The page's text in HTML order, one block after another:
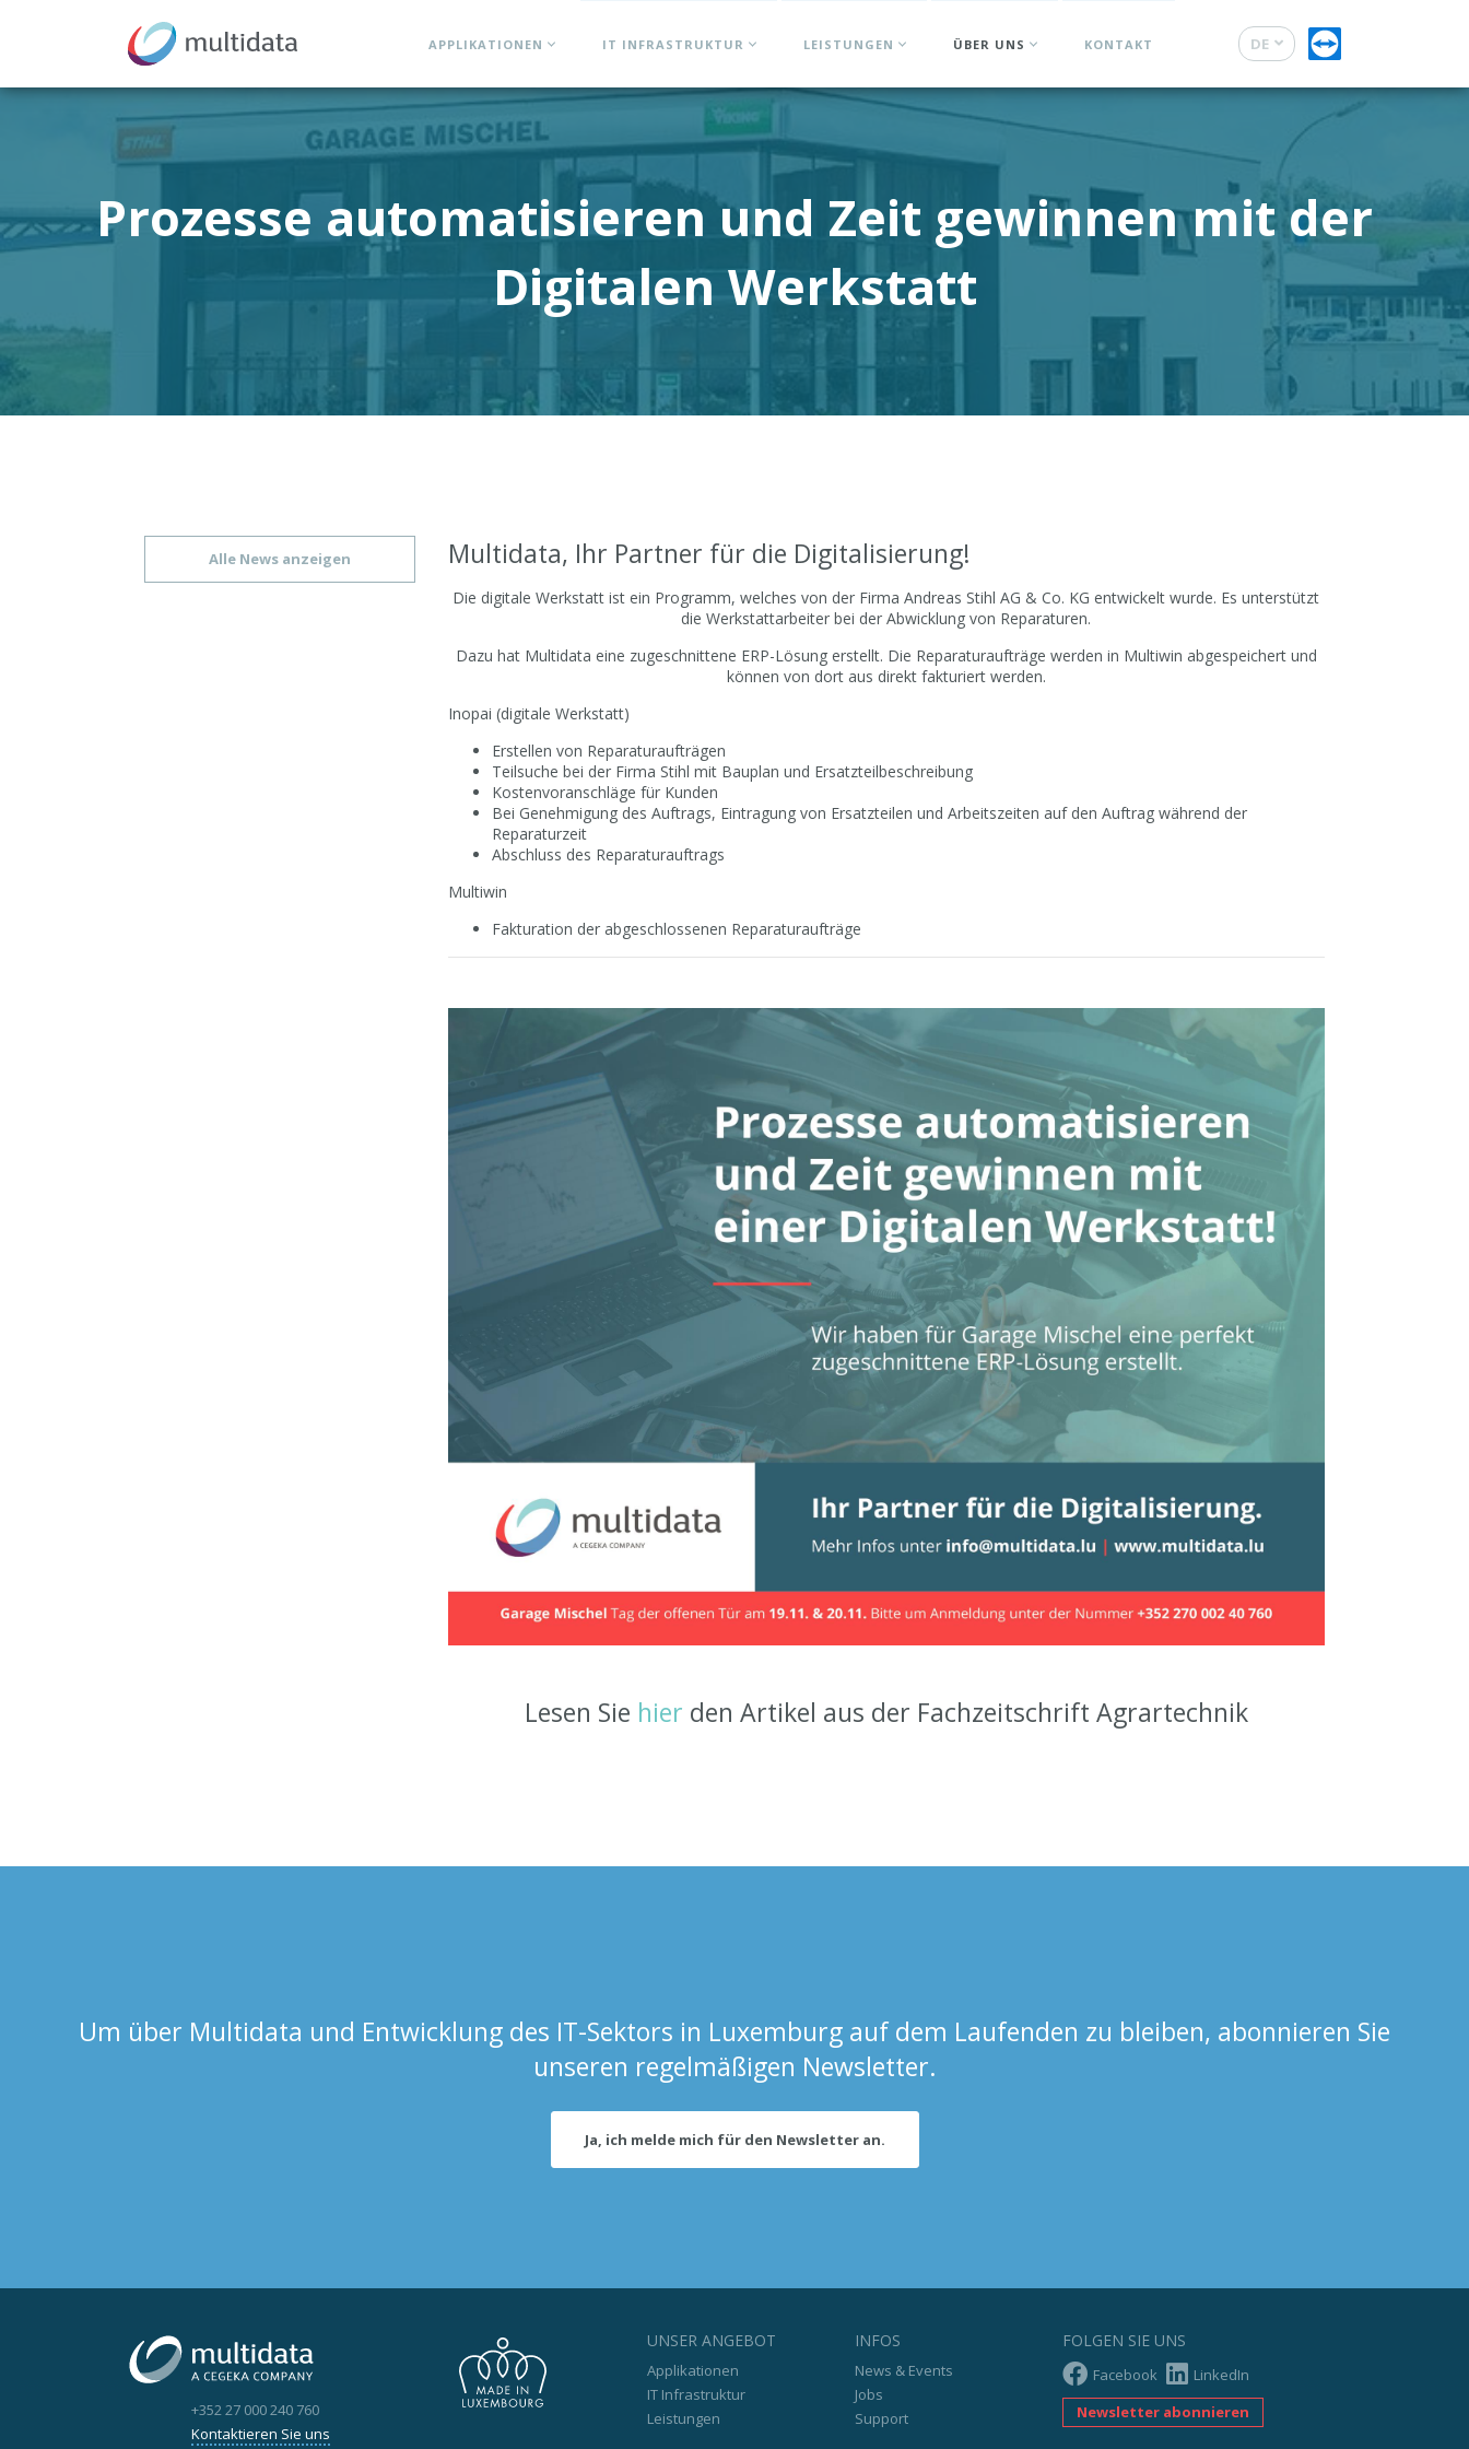
DE
APPLIKATIONEN IT INFRASTRUKTUR LEISTUNGEN ÜBER UNS KONTAKT
Prozesse automatisieren und Zeit gewinnen mit der
Digitalen Werkstatt
Multidata, Ihr Partner für die Digitalisierung!
Die digitale Werkstatt ist ein Programm, welches von der Firma Andreas Stihl AG & Co. KG entwickelt wurde. Es unterstützt
die Werkstattarbeiter bei der Abwicklung von Reparaturen.
Dazu hat Multidata eine zugeschnittene ERP-Lösung erstellt. Die Reparaturaufträge werden in Multiwin abgespeichert und
können von dort aus direkt fakturiert werden.
Inopai (digitale Werkstatt)
Erstellen von Reparaturaufträgen
Teilsuche bei der Firma Stihl mit Bauplan und Ersatzteilbeschreibung
Kostenvoranschläge für Kunden
Bei Genehmigung des Auftrags, Eintragung von Ersatzteilen und Arbeitszeiten auf den Auftrag während der
Reparaturzeit
Abschluss des Reparaturauftrags
Multiwin
Fakturation der abgeschlossenen Reparaturaufträge
Lesen Sie hier den Artikel aus der Fachzeitschrift Agrartechnik
Alle News anzeigen
Um über Multidata und Entwicklung des IT-Sektors in Luxemburg auf dem Laufenden zu bleiben, abonnieren Sie
unseren regelmäßigen Newsletter.
Ja, ich melde mich für den Newsletter an.
+352 27 000 240 760
Kontaktieren Sie uns
UNSER ANGEBOT
Applikationen
IT Infrastruktur
Leistungen
INFOS
News & Events
Jobs
Support
FOLGEN SIE UNS
Facebook
LinkedIn
Newsletter abonnieren